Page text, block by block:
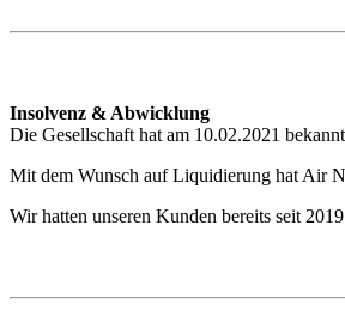
Insolvenz & Abwicklung
Die Gesellschaft hat am 10.02.2021
Mit dem Wunsch auf Liquidierung hat Air
Wir hatten unseren Kunden bereits seit